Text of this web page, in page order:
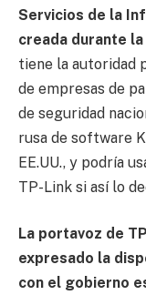
Servicios de la
creada durante
tiene la autoridad
de empresas de
de seguridad
rusa de software
EE.UU., y podría
TP-Link si así lo
La portavoz de
expresado la
con el gobierno